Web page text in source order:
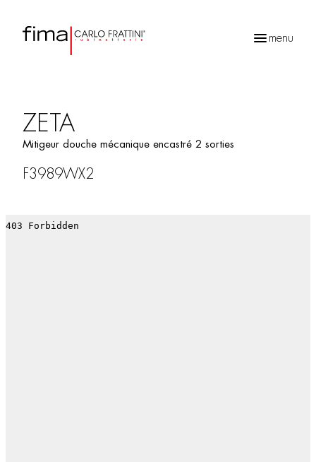
menu
ZETA
Mitigeur douche mécanique encastré 2 sorties
F3989WX2